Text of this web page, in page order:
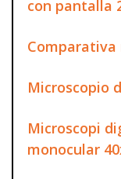
con pantalla
Comparativa
Microscopio
Microscopi
monocular